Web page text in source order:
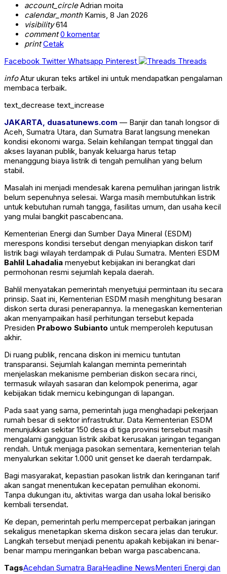
account_circleAdrian moita
calendar_monthKamis, 8 Jan 2026
visibility614
comment 0 komentar
print Cetak
Facebook Twitter Whatsapp Pinterest
Threads
infoAtur ukuran teks artikel ini untuk mendapatkan pengalaman
membaca terbaik.
text_decrease text_increase
JAKARTA, duasatunews.com — Banjir dan tanah longsor di
Aceh, Sumatra Utara, dan Sumatra Barat langsung menekan
kondisi ekonomi warga. Selain kehilangan tempat tinggal dan
akses layanan publik, banyak keluarga harus tetap
menanggung biaya listrik di tengah pemulihan yang belum
stabil.
Masalah ini menjadi mendesak karena pemulihan jaringan listrik
belum sepenuhnya selesai. Warga masih membutuhkan listrik
untuk kebutuhan rumah tangga, fasilitas umum, dan usaha kecil
yang mulai bangkit pascabencana.
Kementerian Energi dan Sumber Daya Mineral (ESDM)
merespons kondisi tersebut dengan menyiapkan diskon tarif
listrik bagi wilayah terdampak di Pulau Sumatra. Menteri ESDM
Bahlil Lahadalia menyebut kebijakan ini berangkat dari
permohonan resmi sejumlah kepala daerah.
Bahlil menyatakan pemerintah menyetujui permintaan itu secara
prinsip. Saat ini, Kementerian ESDM masih menghitung besaran
diskon serta durasi penerapannya. Ia menegaskan kementerian
akan menyampaikan hasil perhitungan tersebut kepada
Presiden Prabowo Subianto untuk memperoleh keputusan
akhir.
Di ruang publik, rencana diskon ini memicu tuntutan
transparansi. Sejumlah kalangan meminta pemerintah
menjelaskan mekanisme pemberian diskon secara rinci,
termasuk wilayah sasaran dan kelompok penerima, agar
kebijakan tidak memicu kebingungan di lapangan.
Pada saat yang sama, pemerintah juga menghadapi pekerjaan
rumah besar di sektor infrastruktur. Data Kementerian ESDM
menunjukkan sekitar 150 desa di tiga provinsi tersebut masih
mengalami gangguan listrik akibat kerusakan jaringan tegangan
rendah. Untuk menjaga pasokan sementara, kementerian telah
menyalurkan sekitar 1.000 unit genset ke daerah terdampak.
Bagi masyarakat, kepastian pasokan listrik dan keringanan tarif
akan sangat menentukan kecepatan pemulihan ekonomi.
Tanpa dukungan itu, aktivitas warga dan usaha lokal berisiko
kembali tersendat.
Ke depan, pemerintah perlu mempercepat perbaikan jaringan
sekaligus menetapkan skema diskon secara jelas dan terukur.
Langkah tersebut menjadi penentu apakah kebijakan ini benar-
benar mampu meringankan beban warga pascabencana.
TagsAcehdan Sumatra BaraHeadline NewsMenteri Energi dan